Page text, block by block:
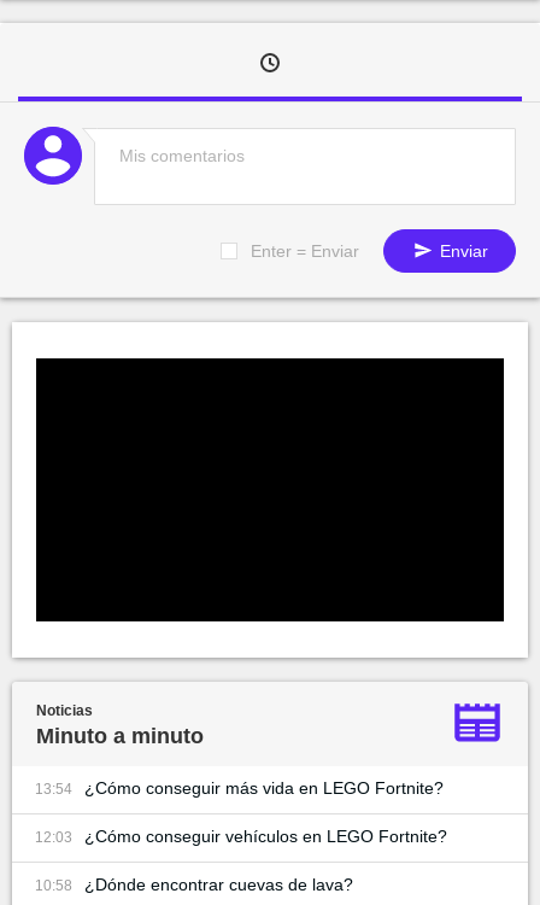
Enter = Enviar Enviar
Noticias
Minuto a minuto
13:54 ¿Cómo conseguir más vida en LEGO Fortnite?
12:03 ¿Cómo conseguir vehículos en LEGO Fortnite?
10:58 ¿Dónde encontrar cuevas de lava?